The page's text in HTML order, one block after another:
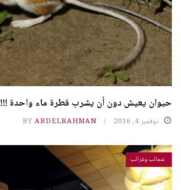
حيوان يعيش دون أن يشرب قطرة ماء واحدة !!!
نوفمبر 4, 2016 BY ABDELRAHMAN
عجائب وغرائب